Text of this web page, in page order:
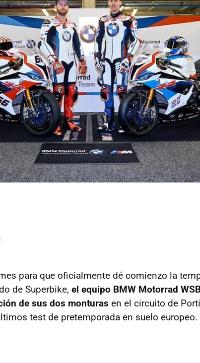
para que oficialmente dé comienzo la
de Superbike, el equipo BMW Motorrad
de sus dos monturas en el circuito de
test de pretemporada en suelo europeo.